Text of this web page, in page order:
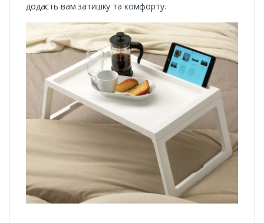
додасть вам затишку та комфорту.